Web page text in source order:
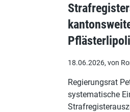
18.06.2026, von
Regierungsrat
systematische